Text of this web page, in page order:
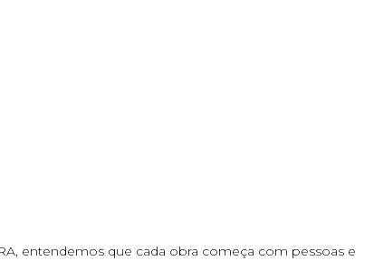
entendemos que cada obra começa com pessoas e